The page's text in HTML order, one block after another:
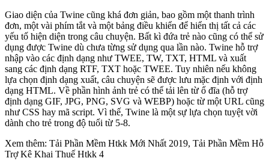
Giao diện của Twine cũng khá đơn giản, bao gồm một thanh trình
đơn, một vài phím tắt và một bảng điều khiển để hiển thị tất cả các
yếu tố hiện diện trong câu chuyện. Bất kì đứa trẻ nào cũng có thể sử
dụng được Twine dù chưa từng sử dụng qua lần nào. Twine hỗ trợ
nhập vào các định dạng như TWEE, TW, TXT, HTML và xuất
sang các định dạng RTF, TXT hoặc TWEE. Tuy nhiên nếu không
lựa chọn định dạng xuất, câu chuyện sẽ được lưu mặc định với định
dạng HTML. Về phần hình ảnh trẻ có thể tải lên từ ổ đĩa (hỗ trợ
định dạng GIF, JPG, PNG, SVG và WEBP) hoặc từ một URL cũng
như CSS hay mã script. Vì thế, Twine là một sự lựa chọn tuyệt vời
dành cho trẻ trong độ tuổi từ 5-8.
Xem thêm: Tải Phần Mềm Htkk Mới Nhất 2019, Tải Phần Mềm Hỗ
Trợ Kê Khai Thuế Htkk 4